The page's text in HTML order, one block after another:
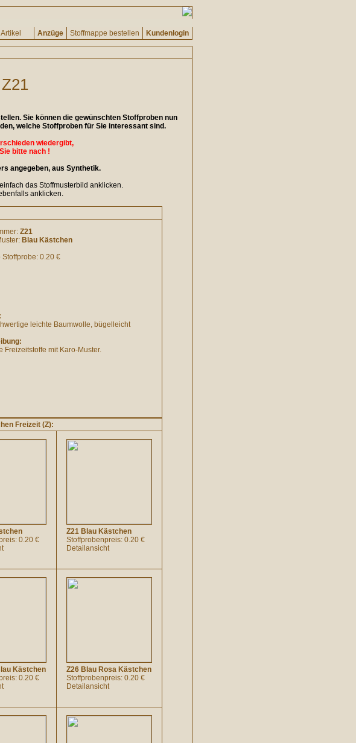
Artikel Anzüge Stoffmappe bestellen Kundenlogin
Sie können die gewünschten Stoffproben nun
welche Stoffproben für Sie interessant sind.
wiedergibt,
bitte nach !
angegeben, aus Synthetik.
das Stoffmusterbild anklicken.
anklicken.
Z21
Blau Kästchen
Stoffprobe: 0.20 €
leichte Baumwolle, bügelleicht
Freizeitstoffe mit Karo-Muster.
Freizeit (Z):
0.20 €
Z21 Blau Kästchen
Stoffprobenpreis: 0.20 €
Detailansicht
Kästchen
0.20 €
Z26 Blau Rosa Kästchen
Stoffprobenpreis: 0.20 €
Detailansicht